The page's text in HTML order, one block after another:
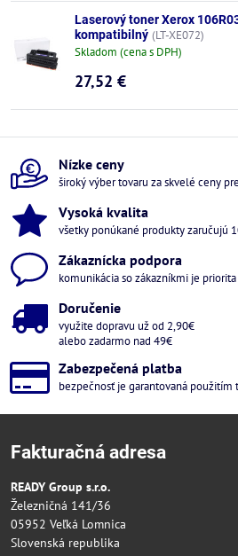
Laserový toner Xerox
kompatibilný (LT-XE072)
Skladom (cena s DPH)
27,52 €
Nízke ceny
široký výber tovaru za skvelé ceny
Vysoká kvalita
všetky ponúkané produkty zaručujú
Zákaznícka podpora
komunikácia so zákazníkmi je priorita
Doručenie
využite dopravu už od 2,90€
alebo zadarmo nad 49€
Zabezpečená platba
bezpečnosť je garantovaná
Fakturačná adresa
READY Group s.r.o.
Železničná 141/36
05952 Veľká Lomnica
Slovenská republika